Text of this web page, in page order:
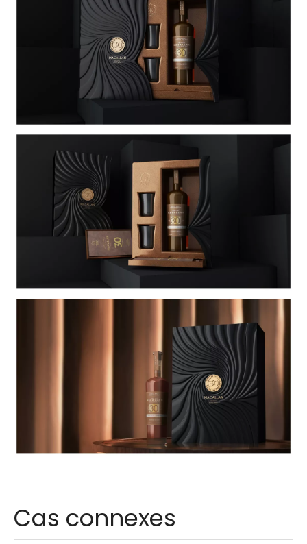
Cas connexes